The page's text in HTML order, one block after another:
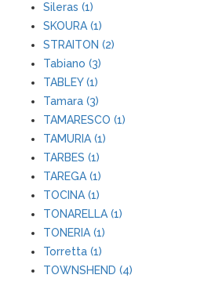
Sileras (1)
SKOURA (1)
STRAITON (2)
Tabiano (3)
TABLEY (1)
Tamara (3)
TAMARESCO (1)
TAMURIA (1)
TARBES (1)
TAREGA (1)
TOCINA (1)
TONARELLA (1)
TONERIA (1)
Torretta (1)
TOWNSHEND (4)